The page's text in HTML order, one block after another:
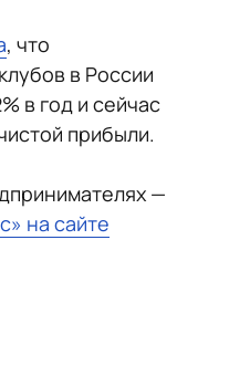
, что
в России
в год и сейчас
прибыли.
—
на сайте